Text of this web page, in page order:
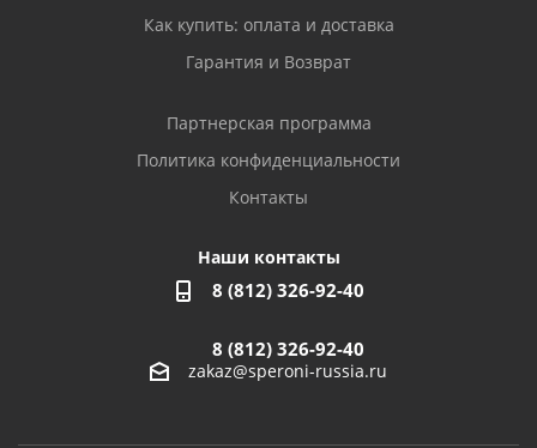
Как купить: оплата и доставка
Гарантия и Возврат
Партнерская программа
Политика конфиденциальности
Контакты
Наши контакты
8 (812) 326-92-40
8 (812) 326-92-40
zakaz@speroni-russia.ru